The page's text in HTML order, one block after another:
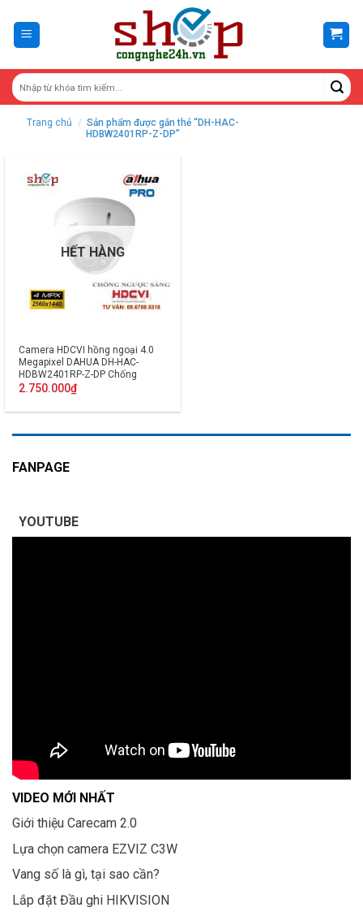
content
Trang chủ / Sản phẩm được gắn thẻ “DH-HAC-
HDBW2401RP-Z-DP”
HẾT HÀNG
Camera HDCVI hồng ngoại 4.0
Megapixel DAHUA DH-HAC-
HDBW2401RP-Z-DP Chống
ngược sáng
2.750.000₫
FANPAGE
YOUTUBE
VIDEO MỚI NHẤT
Giới thiệu Carecam 2.0
Lựa chọn camera EZVIZ C3W
Vang số là gì, tại sao cần?
Lắp đặt Đầu ghi HIKVISION